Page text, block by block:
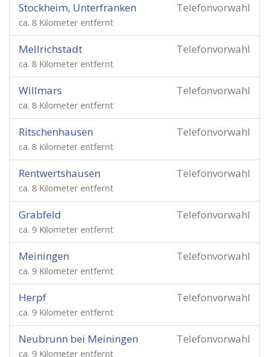
Telefonvorwahl
Stockheim, Unterfranken
ca. 8 Kilometer entfernt
Telefonvorwahl
Mellrichstadt
ca. 8 Kilometer entfernt
Telefonvorwahl
Willmars
ca. 8 Kilometer entfernt
Telefonvorwahl
Ritschenhausen
ca. 8 Kilometer entfernt
Telefonvorwahl
Rentwertshausen
ca. 8 Kilometer entfernt
Telefonvorwahl
Grabfeld
ca. 9 Kilometer entfernt
Telefonvorwahl
Meiningen
ca. 9 Kilometer entfernt
Telefonvorwahl
Herpf
ca. 9 Kilometer entfernt
Telefonvorwahl
Neubrunn bei Meiningen
ca. 9 Kilometer entfernt